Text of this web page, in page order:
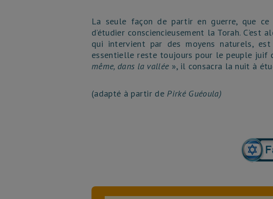
La seule façon de partir en guerre, que
d’étudier consciencieusement la Torah. C’est
qui intervient par des moyens naturels, est
essentielle reste toujours pour le peuple juif
même, dans la vallée », il consacra la nuit à
(adapté à partir de Pirké Guéoula)